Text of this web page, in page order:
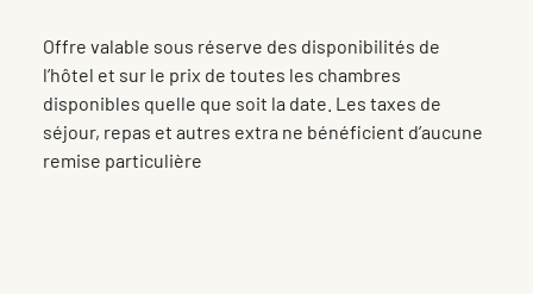
Offre valable sous réserve des disponibilités de
l’hôtel et sur le prix de toutes les chambres
disponibles quelle que soit la date. Les taxes de
séjour, repas et autres extra ne bénéficient d’aucune
remise particulière